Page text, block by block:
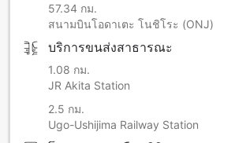
57.34 กม.
สนามบินโอดาเตะ โนชิโระ (ONJ)
บริการขนส่งสาธารณะ
1.08 กม.
JR Akita Station
2.5 กม.
Ugo-Ushijima Railway Station